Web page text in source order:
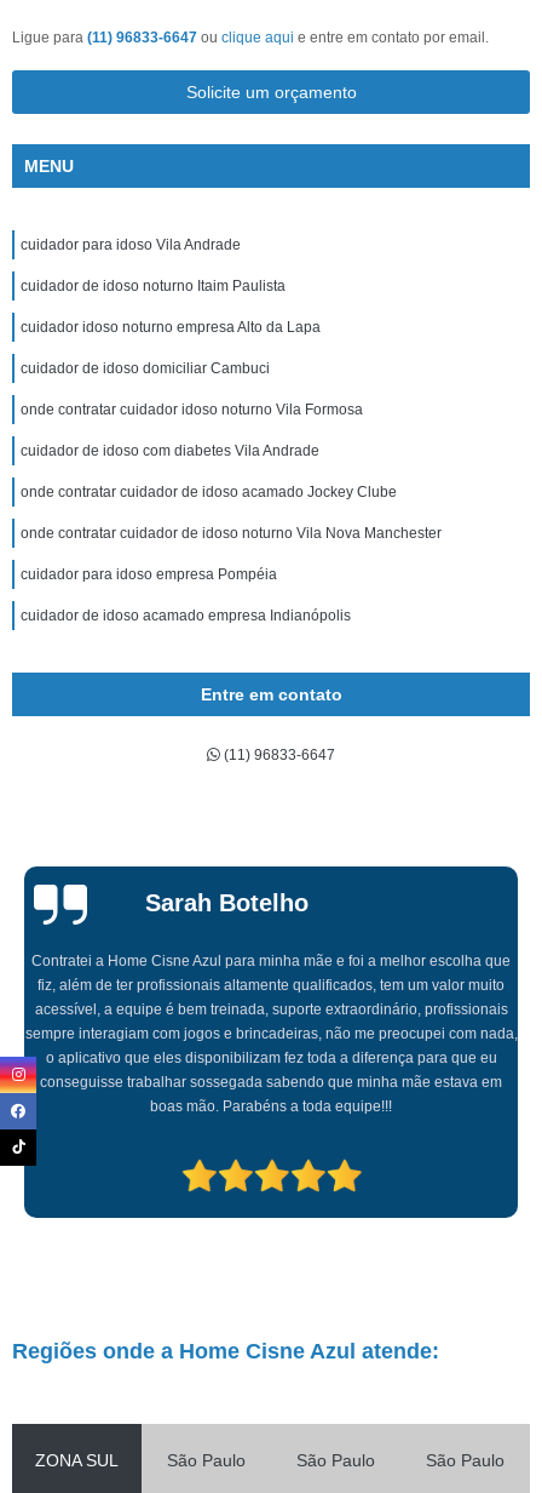
Ligue para (11) 96833-6647 ou clique aqui e entre em contato por email.
Solicite um orçamento
MENU
cuidador para idoso Vila Andrade
cuidador de idoso noturno Itaim Paulista
cuidador idoso noturno empresa Alto da Lapa
cuidador de idoso domiciliar Cambuci
onde contratar cuidador idoso noturno Vila Formosa
cuidador de idoso com diabetes Vila Andrade
onde contratar cuidador de idoso acamado Jockey Clube
onde contratar cuidador de idoso noturno Vila Nova Manchester
cuidador para idoso empresa Pompéia
cuidador de idoso acamado empresa Indianópolis
Entre em contato
(11) 96833-6647
Sarah Botelho
Contratei a Home Cisne Azul para minha mãe e foi a melhor escolha que
fiz, além de ter profissionais altamente qualificados, tem um valor muito
acessível, a equipe é bem treinada, suporte extraordinário, profissionais
sempre interagiam com jogos e brincadeiras, não me preocupei com nada,
o aplicativo que eles disponibilizam fez toda a diferença para que eu
conseguisse trabalhar sossegada sabendo que minha mãe estava em
boas mão. Parabéns a toda equipe!!!
Regiões onde a Home Cisne Azul atende:
ZONA SUL São Paulo São Paulo São Paulo